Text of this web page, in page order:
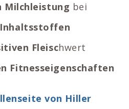
bei
Fleischwert
Fitnesseigenschaften
von Hiller